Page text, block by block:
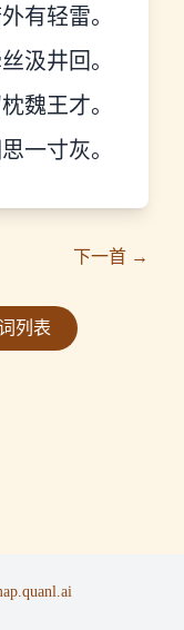
有轻雷。
汲井回。
魏王才。
一寸灰。
下一首 →
列表